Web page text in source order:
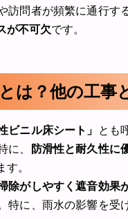
訪問者が頻繁に通行す
が不可欠です。
は？他の工事
ビニル床シート」
とも
に、
防滑性と耐久性に
。
除がしやすく遮音効果
特に、雨水の影響を受